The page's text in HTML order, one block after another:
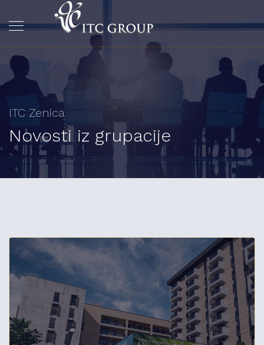
ITC Zenica
Novosti iz grupacije